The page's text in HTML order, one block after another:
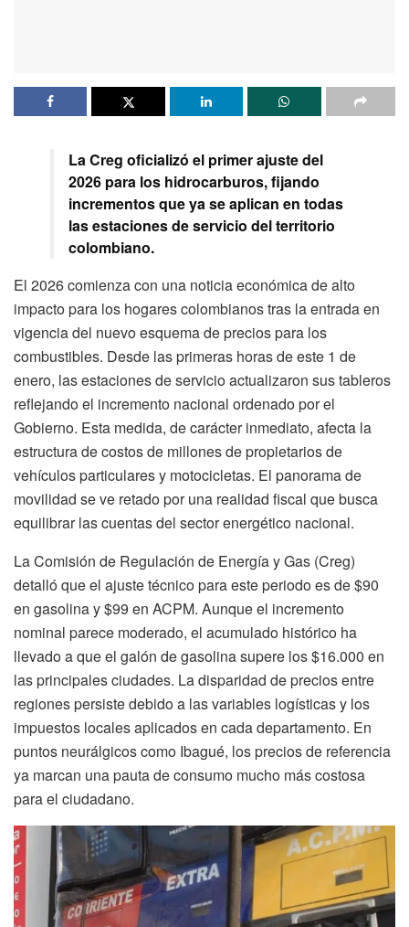
La Creg oficializó el primer ajuste del
2026 para los hidrocarburos, fijando
incrementos que ya se aplican en todas
las estaciones de servicio del territorio
colombiano.
El 2026 comienza con una noticia económica de alto
impacto para los hogares colombianos tras la entrada en
vigencia del nuevo esquema de precios para los
combustibles. Desde las primeras horas de este 1 de
enero, las estaciones de servicio actualizaron sus tableros
reflejando el incremento nacional ordenado por el
Gobierno. Esta medida, de carácter inmediato, afecta la
estructura de costos de millones de propietarios de
vehículos particulares y motocicletas. El panorama de
movilidad se ve retado por una realidad fiscal que busca
equilibrar las cuentas del sector energético nacional.
La Comisión de Regulación de Energía y Gas (Creg)
detalló que el ajuste técnico para este periodo es de $90
en gasolina y $99 en ACPM. Aunque el incremento
nominal parece moderado, el acumulado histórico ha
llevado a que el galón de gasolina supere los $16.000 en
las principales ciudades. La disparidad de precios entre
regiones persiste debido a las variables logísticas y los
impuestos locales aplicados en cada departamento. En
puntos neurálgicos como Ibagué, los precios de referencia
ya marcan una pauta de consumo mucho más costosa
para el ciudadano.